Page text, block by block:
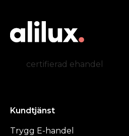
certifierad ehandel
Kundtjänst
Trygg E-handel